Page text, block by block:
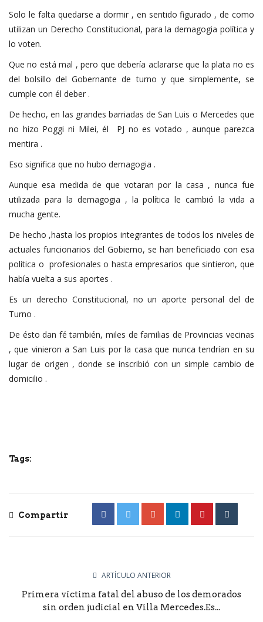
Solo le falta quedarse a dormir , en sentido figurado , de como
utilizan un Derecho Constitucional, para la demagogia política y
lo voten.
Que no está mal , pero que debería aclararse que la plata no es
del bolsillo del Gobernante de turno y que simplemente, se
cumple con él deber .
De hecho, en las grandes barriadas de San Luis o Mercedes que
no hizo Poggi ni Milei, él PJ no es votado , aunque parezca
mentira .
Eso significa que no hubo demagogia .
Aunque esa medida de que votaran por la casa , nunca fue
utilizada para la demagogia , la política le cambió la vida a
mucha gente.
De hecho ,hasta los propios integrantes de todos los niveles de
actuales funcionarios del Gobierno, se han beneficiado con esa
política o profesionales o hasta empresarios que sintieron, que
había vuelta a sus aportes .
Es un derecho Constitucional, no un aporte personal del de
Turno .
De ésto dan fé también, miles de familias de Provincias vecinas
, que vinieron a San Luis por la casa que nunca tendrían en su
lugar de origen , donde se inscribió con un simple cambio de
domicilio .
Tags:
Compartir
ARTÍCULO ANTERIOR
Primera víctima fatal del abuso de los demorados
sin orden judicial en Villa Mercedes.Es...